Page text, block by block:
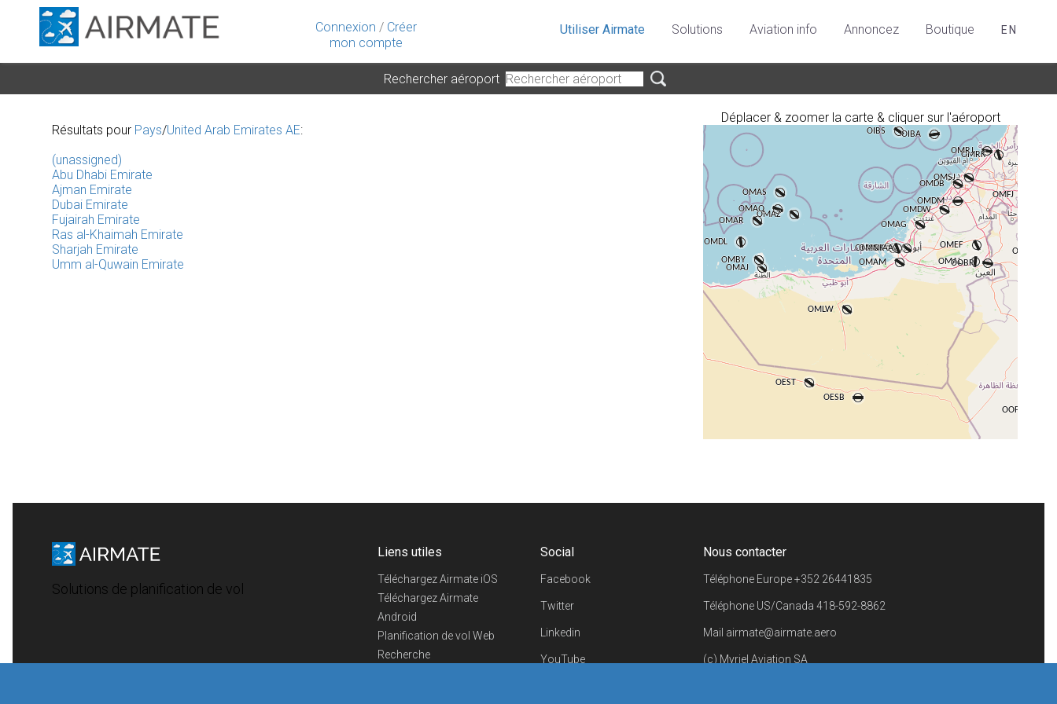
Connexion / Créer
mon compte
Utiliser Airmate Solutions Aviation info Annoncez Boutique EN
Rechercher aéroport
Déplacer & zoomer la carte & cliquer sur l'aéroport
©OpenStreetMapcontributors.
Résultats pour Pays/United Arab Emirates AE:
(unassigned)
Abu Dhabi Emirate
Ajman Emirate
Dubai Emirate
Fujairah Emirate
Ras al-Khaimah Emirate
Sharjah Emirate
Umm al-Quwain Emirate
Solutions de planification de vol
Liens utiles
Téléchargez Airmate iOS
Téléchargez Airmate
Android
Planification de vol Web
Recherche
Social
Facebook
Twitter
Linkedin
YouTube
Nous contacter
Téléphone Europe+352 26441835
Téléphone US/Canada 418-592-8862
Mail airmate@airmate.aero
(c) Myriel Aviation SA